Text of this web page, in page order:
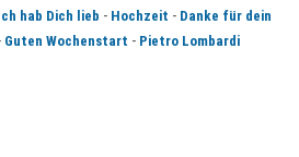
hab Dich lieb - Hochzeit - Danke für dein
Guten Wochenstart - Pietro Lombardi